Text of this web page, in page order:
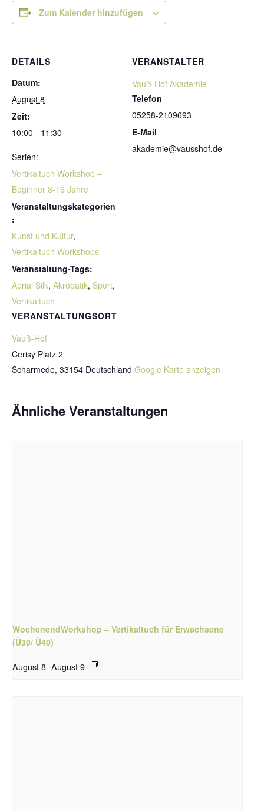
Zum Kalender hinzufügen
DETAILS
Datum:
August 8
Zeit:
10:00 - 11:30
Serien:
Vertikaltuch Workshop –
Beginner 8-16 Jahre
Veranstaltungskategorien
:
Kunst und Kultur,
Vertikaltuch Workshops
Veranstaltung-Tags:
Aerial Silk, Akrobatik, Sport,
Vertikaltuch
VERANSTALTUNGSORT
Vauß-Hof
Cerisy Platz 2
Scharmede, 33154 Deutschland Google Karte anzeigen
VERANSTALTER
Vauß-Hof Akademie
Telefon
05258-2109693
E-Mail
akademie@vausshof.de
Ähnliche Veranstaltungen
WochenendWorkshop – Vertikaltuch für Erwachsene
(Ü30/ Ü40)
August 8-August 9